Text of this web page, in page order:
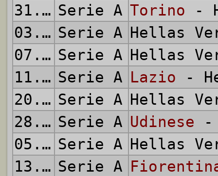
31.01.2016 Serie A Torino -
03.02.2016 Serie A Hellas
07.02.2016 Serie A Hellas
11.02.2016 Serie A Lazio -
20.02.2016 Serie A Hellas
28.02.2016 Serie A Udinese -
05.03.2016 Serie A Hellas
13.03.2016 Serie A